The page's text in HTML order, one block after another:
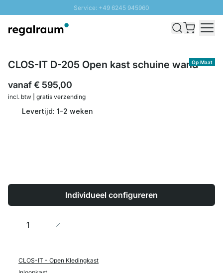
Service: +49 6245 945960
Snelle levering - Gratis verzending vanaf €100
Op Maat
CLOS-IT D-205 Open kast schuine wand
vanaf€ 595,00
incl. btw | gratis verzending
Levertijd: 1-2 weken
Individueel configureren
Aantal
CLOS-IT - Open Kledingkast